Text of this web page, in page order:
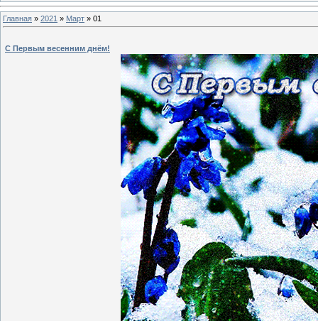
Главная » 2021 » Март » 01
С Первым весенним днём!